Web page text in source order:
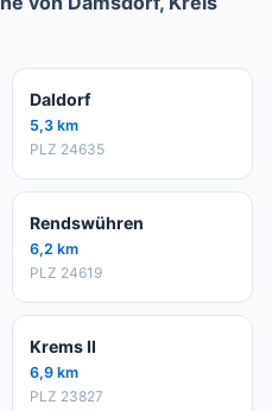
Daldorf
5,3 km
PLZ 24635
Rendswühren
6,2 km
PLZ 24619
Krems II
6,9 km
PLZ 23827